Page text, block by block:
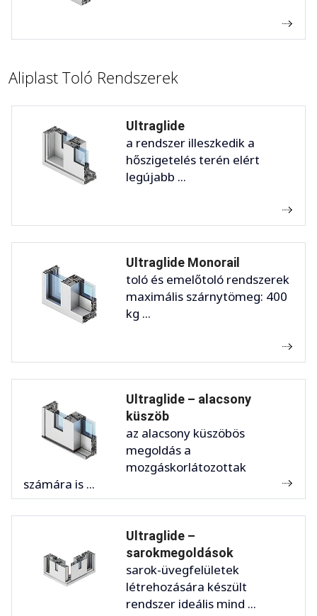
Aliplast Toló Rendszerek
Ultraglide
a rendszer illeszkedik a
hőszigetelés terén elért
legújabb ...
Ultraglide Monorail
toló és emelőtoló rendszerek
maximális szárnytömeg: 400
kg ...
Ultraglide – alacsony
küszöb
az alacsony küszöbös
megoldás a
mozgáskorlátozottak
számára is ...
Ultraglide –
sarokmegoldások
sarok-üvegfelületek
létrehozására készült
rendszer ideális mind ...